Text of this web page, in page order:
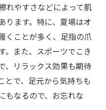
れやすさなどによって肌
ります。特に、夏場はオ
くことが多く、足指の爪
。また、スポーツでこき
、リラックス効果も期待
とで、足元から気持ちも
もなるので、お忘れな